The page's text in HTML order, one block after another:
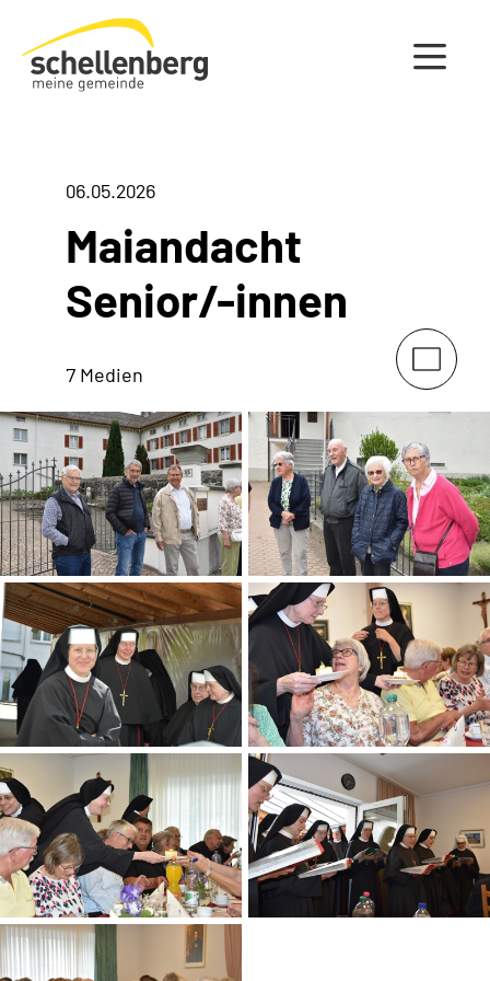
Gemeinde Schellenberg Startseite
06.05.2026
Maiandacht
Senior/-innen
7 Medien